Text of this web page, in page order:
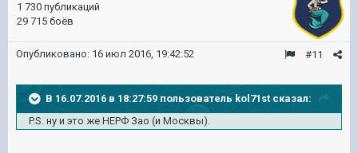
1 730 публикаций
29 715 боёв
#11
Опубликовано: 16 июл 2016, 19:42:52
В 16.07.2016 в 18:27:59 пользователь kol71st сказал:
P.S. ну и это же НЕРФ Зао (и Москвы).